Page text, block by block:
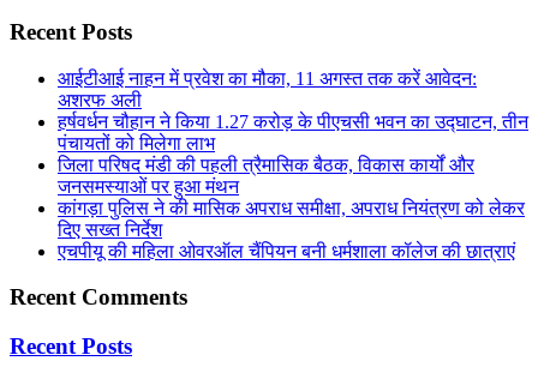
Recent Posts
आईटीआई नाहन में प्रवेश का मौका, 11 अगस्त तक करें आवेदन:
अशरफ अली
हर्षवर्धन चौहान ने किया 1.27 करोड़ के पीएचसी भवन का उद्घाटन, तीन
पंचायतों को मिलेगा लाभ
जिला परिषद मंडी की पहली त्रैमासिक बैठक, विकास कार्यों और
जनसमस्याओं पर हुआ मंथन
कांगड़ा पुलिस ने की मासिक अपराध समीक्षा, अपराध नियंत्रण को लेकर
दिए सख्त निर्देश
एचपीयू की महिला ओवरऑल चैंपियन बनी धर्मशाला कॉलेज की छात्राएं
Recent Comments
Recent Posts